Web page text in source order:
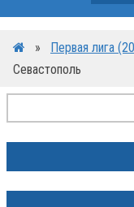
» Первая лига
Севастополь